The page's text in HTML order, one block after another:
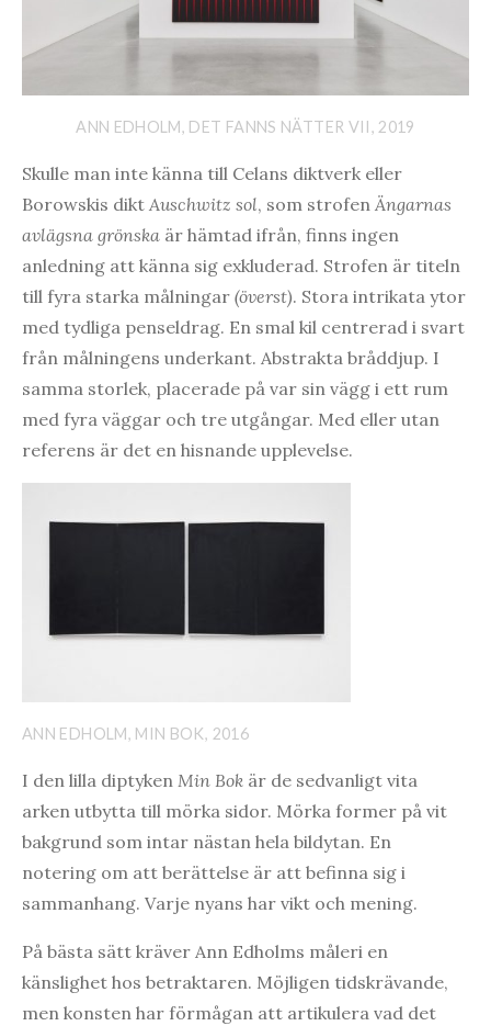
ANN EDHOLM, DET FANNS NÄTTER VII, 2019
Skulle man inte känna till Celans diktverk eller
Borowskis dikt Auschwitz sol, som strofen Ängarnas
avlägsna grönska är hämtad ifrån, finns ingen
anledning att känna sig exkluderad. Strofen är titeln
till fyra starka målningar (överst). Stora intrikata ytor
med tydliga penseldrag. En smal kil centrerad i svart
från målningens underkant. Abstrakta bråddjup. I
samma storlek, placerade på var sin vägg i ett rum
med fyra väggar och tre utgångar. Med eller utan
referens är det en hisnande upplevelse.
ANN EDHOLM, MIN BOK, 2016
I den lilla diptyken Min Bok är de sedvanligt vita
arken utbytta till mörka sidor. Mörka former på vit
bakgrund som intar nästan hela bildytan. En
notering om att berättelse är att befinna sig i
sammanhang. Varje nyans har vikt och mening.
På bästa sätt kräver Ann Edholms måleri en
känslighet hos betraktaren. Möjligen tidskrävande,
men konsten har förmågan att artikulera vad det